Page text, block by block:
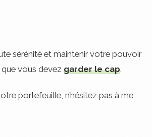
sérénité et maintenir votre pouvoir
que vous devez garder le cap.
portefeuille, n’hésitez pas à me